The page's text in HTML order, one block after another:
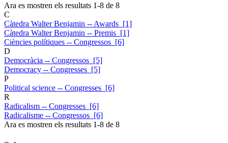
Ara es mostren els resultats 1-8 de 8
C
Càtedra Walter Benjamin -- Awards [1]
Càtedra Walter Benjamin -- Premis [1]
Ciències polítiques -- Congressos [6]
D
Democràcia -- Congressos [5]
Democracy -- Congresses [5]
P
Political science -- Congresses [6]
R
Radicalism -- Congresses [6]
Radicalisme -- Congressos [6]
Ara es mostren els resultats 1-8 de 8